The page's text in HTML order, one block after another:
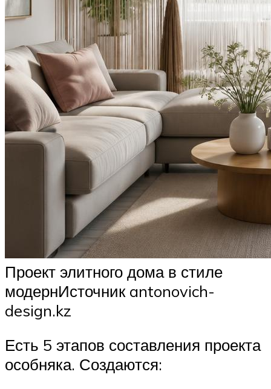
Проект элитного дома в стиле
модернИсточник antonovich-
design.kz
Есть 5 этапов составления проекта
особняка. Создаются: